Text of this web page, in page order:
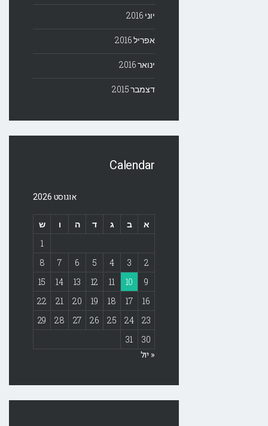
יוני 2016
אפריל 2016
ינואר 2016
דצמבר 2015
Calendar
אוגוסט 2026
א ב ג ד ה ו
ש
1
2
3
4
5
6
7
8
9
10
11
12
13
14
15
16
17
18
19
20
21
22
23
24
25
26
27
28
29
30
31
« יול